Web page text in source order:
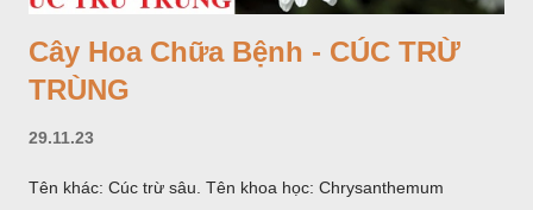
Cây Hoa Chữa Bệnh - CÚC TRỪ
TRÙNG
29.11.23
Tên khác: Cúc trừ sâu. Tên khoa học: Chrysanthemum